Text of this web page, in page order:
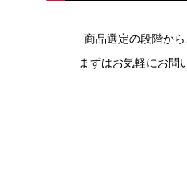
商品選定の段階から
まずはお気軽にお問